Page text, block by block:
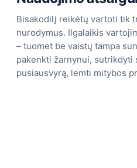
Bisakodilį reikėtų vartoti tik
nurodymus. Ilgalaikis
– tuomet be vaistų tampa
pakenkti žarnynui, sutrikdyti
pusiausvyrą, lemti mitybos